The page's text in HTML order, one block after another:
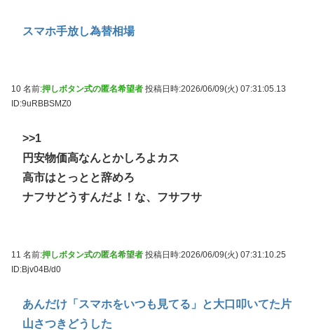
スマホ手放し為替相場
10 名前:押しボタン式の匿名希望者 投稿日時:2026/06/09(火) 07:31:05.13
ID:9uRBBSMZ0
>>1
円安物価高なんとかしろよカス
高市はとっとと辞めろ
ナフサどうすんだよ！な、フサフサ
11 名前:押しボタン式の匿名希望者 投稿日時:2026/06/09(火) 07:31:10.25
ID:Bjv04B/d0
あんだけ「スマホをいつも見てる」と大口叩いてた片
山さつきどうした